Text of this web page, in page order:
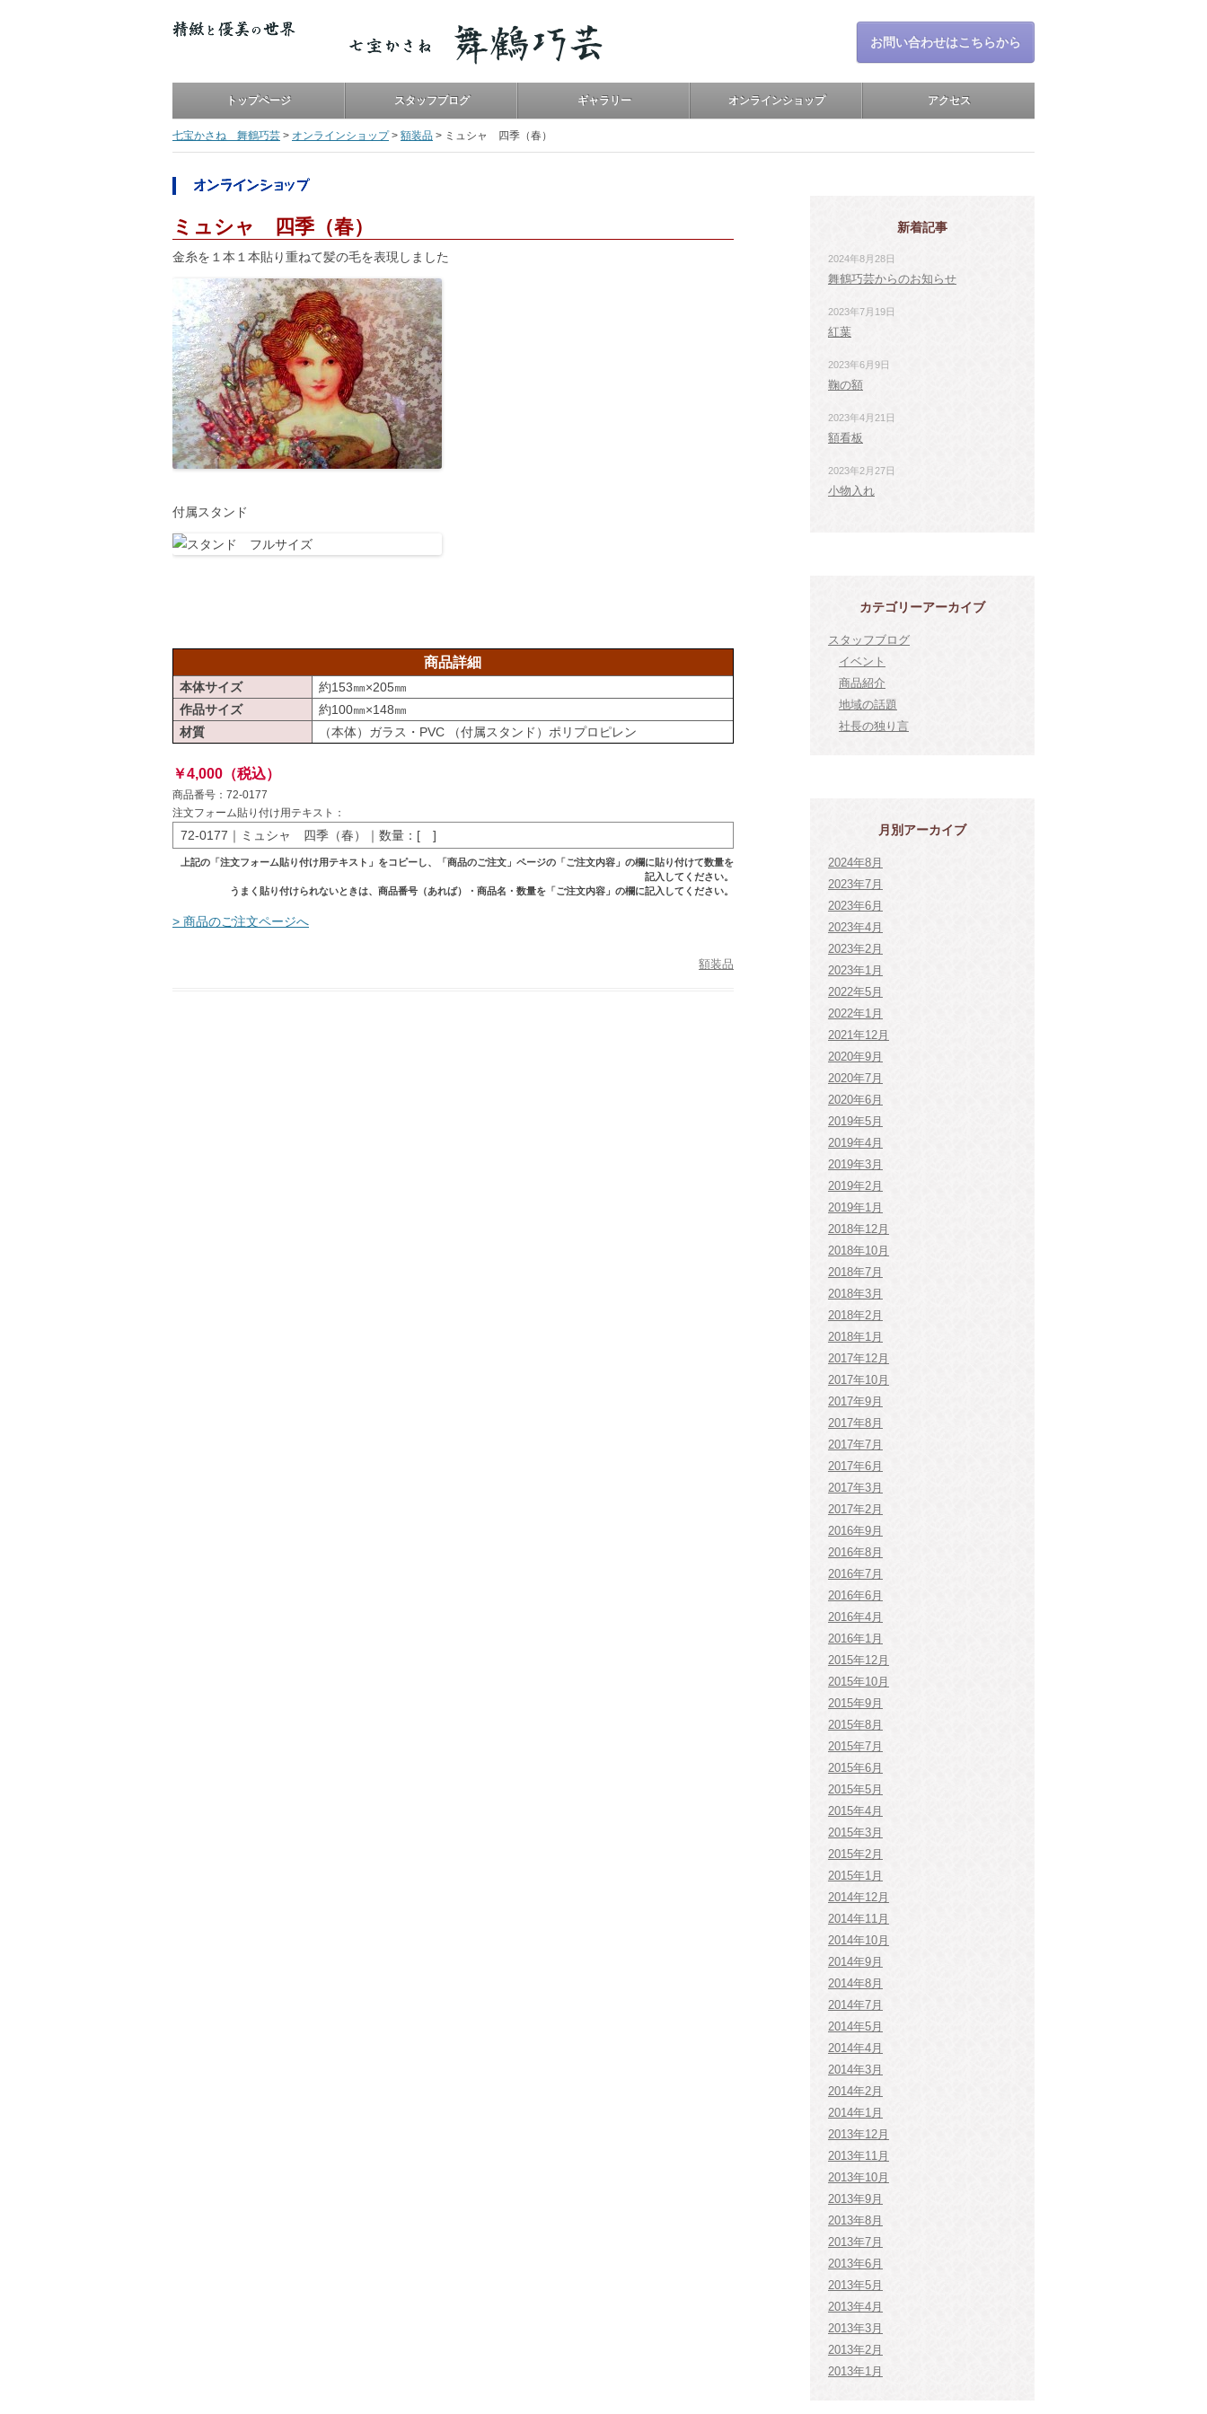
お問い合わせはこちらから
トップページ スタッフブログ ギャラリー オンラインショップ アクセス
七宝かさね 舞鶴巧芸 > オンラインショップ> 額装品 > ミュシャ 四季（春）
ミュシャ 四季（春）
金糸を１本１本貼り重ねて髪の毛を表現しました
付属スタンド
商品詳細
本体サイズ
約153㎜×205㎜
作品サイズ
約100㎜×148㎜
材質
（本体）ガラス・PVC （付属スタンド）ポリプロピレン
￥4,000（税込）
商品番号：72-0177
注文フォーム貼り付け用テキスト：
72-0177｜ミュシャ 四季（春）｜数量：[ ]
上記の「注文フォーム貼り付け用テキスト」をコピーし、「商品のご注文」ページの「ご注文内容」の欄に貼り付けて数量を
記入してください。
うまく貼り付けられないときは、商品番号（あれば）・商品名・数量を「ご注文内容」の欄に記入してください。
> 商品のご注文ページへ
額装品
新着記事
舞鶴巧芸からのお知らせ
2024年8月28日
紅葉
2023年7月19日
鞠の額
2023年6月9日
額看板
2023年4月21日
小物入れ
2023年2月27日
カテゴリーアーカイブ
スタッフブログ
イベント
商品紹介
地域の話題
社長の独り言
月別アーカイブ
2024年8月
2023年7月
2023年6月
2023年4月
2023年2月
2023年1月
2022年5月
2022年1月
2021年12月
2020年9月
2020年7月
2020年6月
2019年5月
2019年4月
2019年3月
2019年2月
2019年1月
2018年12月
2018年10月
2018年7月
2018年3月
2018年2月
2018年1月
2017年12月
2017年10月
2017年9月
2017年8月
2017年7月
2017年6月
2017年3月
2017年2月
2016年9月
2016年8月
2016年7月
2016年6月
2016年4月
2016年1月
2015年12月
2015年10月
2015年9月
2015年8月
2015年7月
2015年6月
2015年5月
2015年4月
2015年3月
2015年2月
2015年1月
2014年12月
2014年11月
2014年10月
2014年9月
2014年8月
2014年7月
2014年5月
2014年4月
2014年3月
2014年2月
2014年1月
2013年12月
2013年11月
2013年10月
2013年9月
2013年8月
2013年7月
2013年6月
2013年5月
2013年4月
2013年3月
2013年2月
2013年1月